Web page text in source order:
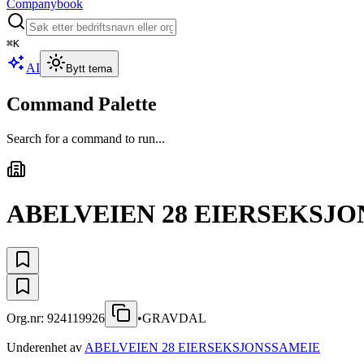
Companybook
⌘K
AI Bytt tema
Command Palette
Search for a command to run...
ABELVEIEN 28
Org.nr: 924119926 •GRAVDAL
Underenhet av ABELVEIEN 28 EIERSEKSJONSSAMEIE